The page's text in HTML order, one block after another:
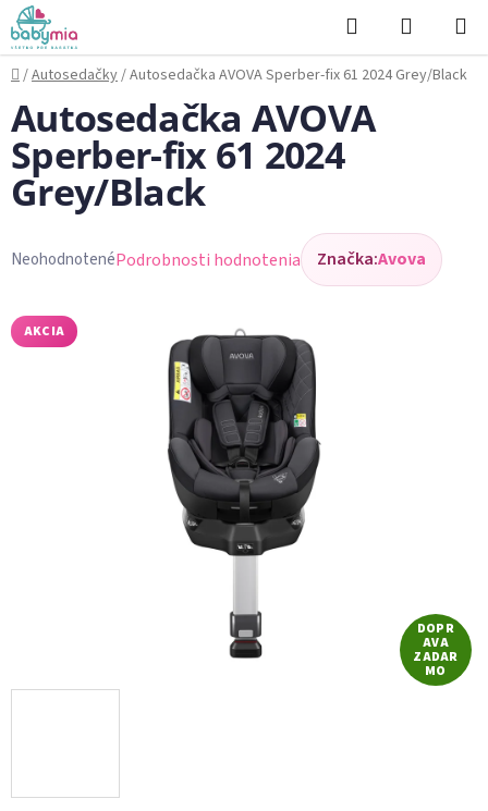
Prejsť
na
obsah
Hľadať
KOŠÍK
Domov
/Autosedačky/Autosedačka AVOVA Sperber-fix 61 2024 Grey/Black
Autosedačka AVOVA
Sperber-fix 61 2024
Grey/Black
Priemerné
produktu
NeohodnotenéPodrobnosti hodnotenia Značka:Avova
AKCIA
DOPR
AVA
ZADAR
MO